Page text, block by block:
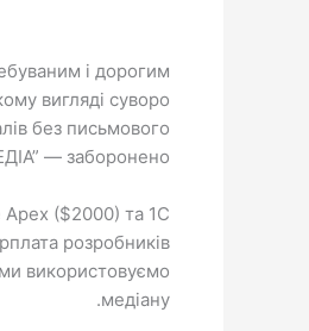
і дорогим
вигляді суворо
без письмового
— заборонено.
($2000) та 1C
розробників
використовуємо
медіану.